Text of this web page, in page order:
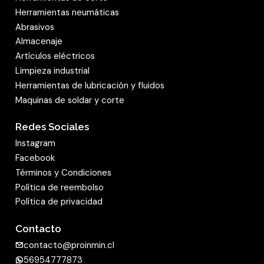
utilizando un agente aglomerante sólido con
cola. De este modo, este producto es, en todos
los casos, apto para el uso
resistente . Este producto abrasivo es apto para
el lijado en seco y en húmedo: una propiedad
que distingue a muchos productos abrasivos de
Herramientas neumáticas
Abrasivos
Almacenaje
Artículos eléctricos
Limpieza industrial
Herramientas de lubricación y fluidos
Maquinas de soldar y corte
Redes Sociales
Instagram
Facebook
Términos y Condiciones
Política de reembolso
Política de privacidad
Contacto
contacto@proinmin.cl
56954777873